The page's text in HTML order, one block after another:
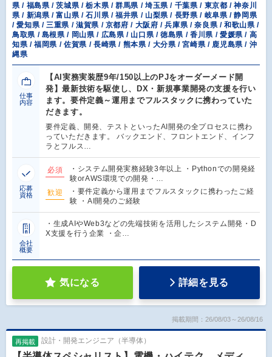
県 / 福島県 / 茨城県 / 栃木県 / 群馬県 / 埼玉県 / 千葉県 / 東京都 / 神奈川
県 / 新潟県 / 富山県 / 石川県 / 福井県 / 山梨県 / 長野県 / 岐阜県 / 静岡県
/ 愛知県 / 三重県 / 滋賀県 / 京都府 / 大阪府 / 兵庫県 / 奈良県 / 和歌山県 /
鳥取県 / 島根県 / 岡山県 / 広島県 / 山口県 / 徳島県 / 香川県 / 愛媛県 / 高
知県 / 福岡県 / 佐賀県 / 長崎県 / 熊本県 / 大分県 / 宮崎県 / 鹿児島県 / 沖
縄県
仕事
内容
【AI実務実装歴9年/150以上のPJをオーダーメード開
発】最新技術を駆使し、DX・新規事業開発の支援を行い
ます。要件定義～運用までフルスタックに携わっていた
だきます。
要件定義、開発、テストといったAI開発の全プロセスに携わ
っていただきます。 バックエンド、フロントエンド、インフ
ラとフルス…
応募
資格
必須
・システム開発実務経験3年以上 ・Pythonでの開発経
験orAWS環境での開発・…
歓迎
・要件定義から運用までフルスタックに携わったご経
験 ・AI開発のご経験
会社
概要
・生成AIやWeb3などの先端技術を活用したシステム開発・D
X支援を行う企業 ・企…
気になる 詳細を見る
掲載期間：26/08/03～26/08/16
再掲載 設計・開発エンジニア（半導体）